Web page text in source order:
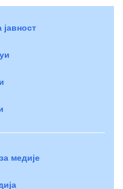
медије